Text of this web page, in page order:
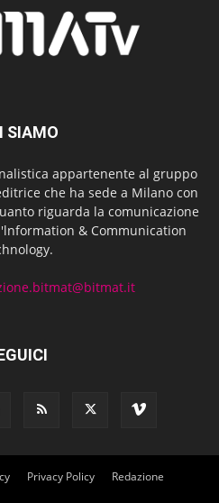
SIAMO
appartenente al gruppo
che ha sede a Milano con
riguarda la comunicazione
& Communication
Privacy Policy Redazione